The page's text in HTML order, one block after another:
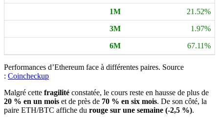
21.52%
1.97%
67.11%
Performances d’Ethereum face à différentes paires. Source
: Coincheckup
Malgré cette fragilité constatée, le cours reste en hausse de plus de
20 % en un mois et de près de 70 % en six mois. De son côté, la
paire ETH/BTC affiche du rouge sur une semaine (-2,5 %).